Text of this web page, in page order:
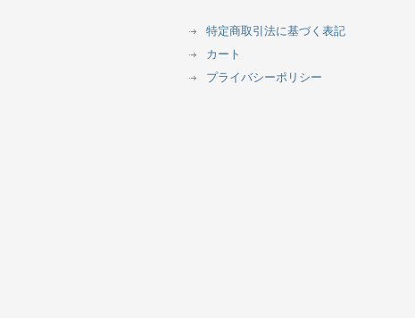
特定商取引法に基づく表記
カート
プライバシーポリシー